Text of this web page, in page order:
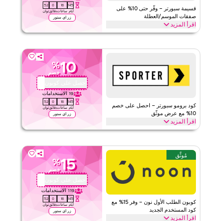
قسيمة سبورتر – وفّر حتى 10% على
صفقات الموسم/العطلة
اقرأ المزيد
145
أيام
16
ساعات
0
دقائق
51
ثوان
زر اي ستور
احصل على توفير يصل إلى 70% على مكملات سبورتر وإكسسوارات
رمضان والعيد والجمعة البيضاء والعطلات الصيفية والمواسم الأخرى.
سبورتر الأحكام والشروط
الحد الأدنى للطلب
ويب/تطبيق
الفئات
على مستوى الموقع
كود برومو سبورتر – احصل على خصم
10% مع عرض موثّق
اقرأ المزيد
10
%
خصم
احصل على كوبون
19 الاستخدامات
145
أيام
16
ساعات
0
دقائق
51
ثوان
زر اي ستور
استخدم كود البرومو الموثّق من سبورتر هذا للحصول على خصم 10% على
مكملات البروتين والفيتامينات وإكسسوارات الجيم والملابس الرياضية.
الأحكام والشروط
الحد الأدنى للطلب
ينطبق على
ويب/تطبيق
الفئات
على مستوى الموقع
مُوثَّق
كوبون الطلب الأول نون – وفر 15% مع
كود المستخدم الجديد
اقرأ المزيد
15
%
خصم
احصل على كوبون
119 الاستخدامات
145
أيام
16
ساعات
0
دقائق
51
ثوان
زر اي ستور